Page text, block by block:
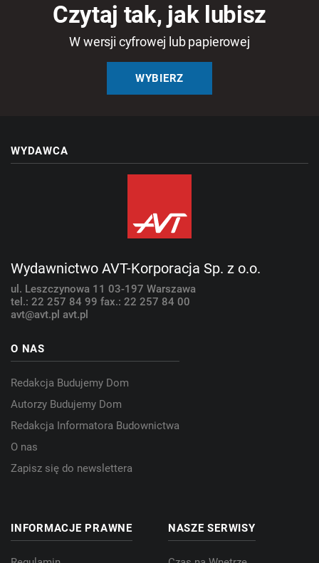
Czytaj tak, jak lubisz
W wersji cyfrowej lub papierowej
WYBIERZ
WYDAWCA
Wydawnictwo AVT-Korporacja Sp. z o.o.
ul. Leszczynowa 11 03-197 Warszawa
tel.: 22 257 84 99 fax.: 22 257 84 00
avt@avt.pl avt.pl
O NAS
Redakcja Budujemy Dom
Autorzy Budujemy Dom
Redakcja Informatora Budownictwa
O nas
Zapisz się do newslettera
INFORMACJE PRAWNE NASZE SERWISY